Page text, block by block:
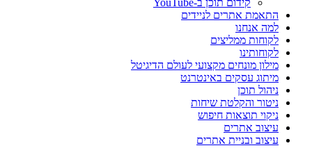
התאמת אתרים לניידים
למה אנחנו
לקוחות ממליצים
לקוחותינו
מילון מונחים מקצועי לעולם הדיגיטל
מיתוג עסקים באינטרנט
ניהול תוכן
ניטור והקלטת שיחות
ניקוי תוצאות חיפוש
עיצוב אתרים
עיצוב ובניית אתרים